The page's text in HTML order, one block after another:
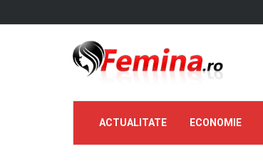
ACTUALITATE ECONOMIE